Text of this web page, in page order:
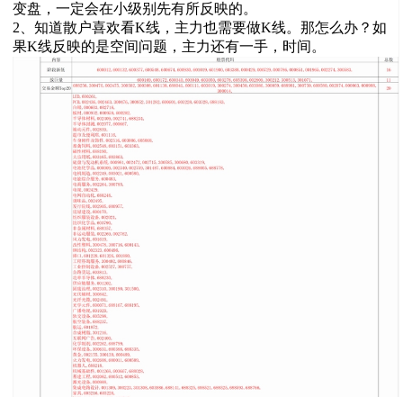
变盘，一定会在小级别先有所反映的。
2、知道散户喜欢看K线，主力也需要做K线。那怎么办？如
果K线反映的是空间问题，主力还有一手，时间。